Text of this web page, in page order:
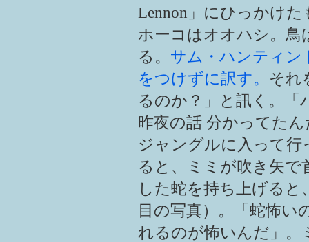
Lennon」にひっかけ
ホーコはオオハシ。鳥
る。 サム・ハンティン
をつけずに訳す。 それ
るのか？」と訊く。「
昨夜の話 分かってた
ジャングルに入って行
ると、ミミが吹き矢で
した蛇を持ち上げる
目の写真）。「蛇怖い
れるのが怖いんだ」。